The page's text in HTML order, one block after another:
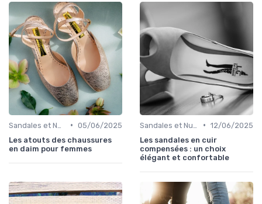
• 05/06/2025
Les atouts des chaussures
en daim pour femmes
• 12/06/2025
Les sandales en cuir
compensées : un choix
élégant et confortable